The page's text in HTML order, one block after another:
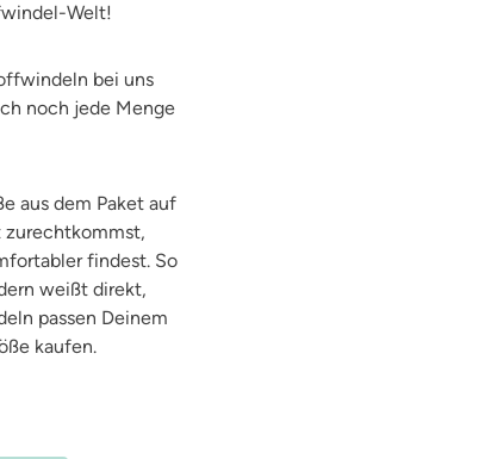
Welt!
bei uns
noch jede Menge
aus dem Paket auf
zurechtkommst,
findest. So
weißt direkt,
passen Deinem
kaufen.